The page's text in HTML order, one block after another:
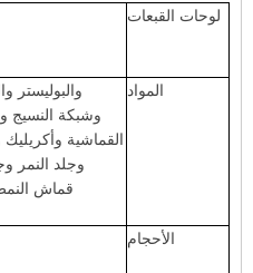
لوحات القبعات
وشبكة النسيج
القماشية
وجلد النمر
قماش
المواد
الأحجام